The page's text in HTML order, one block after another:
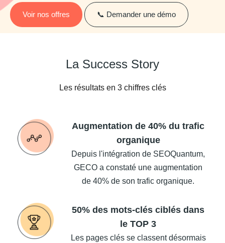
Voir nos offres 📞 Demander une démo
La Success Story
Les résultats en 3 chiffres clés
Augmentation de 40% du trafic
organique
Depuis l'intégration de SEOQuantum,
GECO a constaté une augmentation
de 40% de son trafic organique.
50% des mots-clés ciblés dans
le TOP 3
Les pages clés se classent désormais